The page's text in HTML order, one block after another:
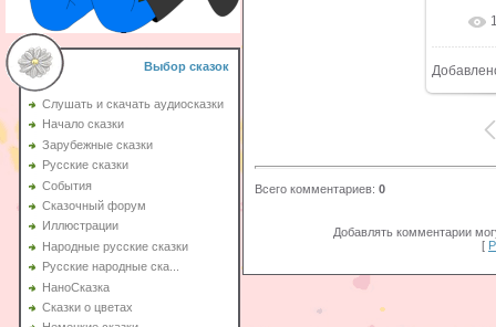
Выбор сказок
Слушать и скачать аудиосказки
Начало сказки
Зарубежные сказки
Русские сказки
События
Сказочный форум
Иллюстрации
Народные русские сказки
Русские народные ска...
НаноСказка
Сказки о цветах
Всего комментариев: 0
Добавлять комментарии
[